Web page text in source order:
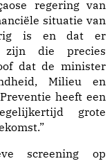
regering van
situatie van
is en dat er
zijn die precies
dat de minister
Milieu en
heeft een
grote
screening op